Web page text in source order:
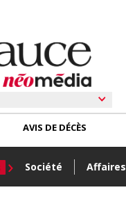
Société Affaires
AVIS DE DÉCÈS